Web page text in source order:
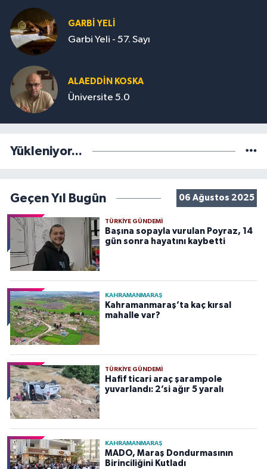
GARBI YELI
Garbi Yeli - 57. Sayı
ALAEDDIN KOSKA
Üniversite 5.0
Yükleniyor...
Geçen Yıl Bugün 06 Ağustos 2025
TÜRKIYE GÜNDEMI
Başına sopayla vurulan Poyraz, 14
gün sonra hayatını kaybetti
KAHRAMANMARAŞ
Kahramanmaraş’ta kaç kırsal
mahalle var?
TÜRKIYE GÜNDEMI
Hafif ticari araç şarampole
yuvarlandı: 2’si ağır 5 yaralı
KAHRAMANMARAŞ
MADO, Maraş Dondurmasının
Birinciliğini Kutladı